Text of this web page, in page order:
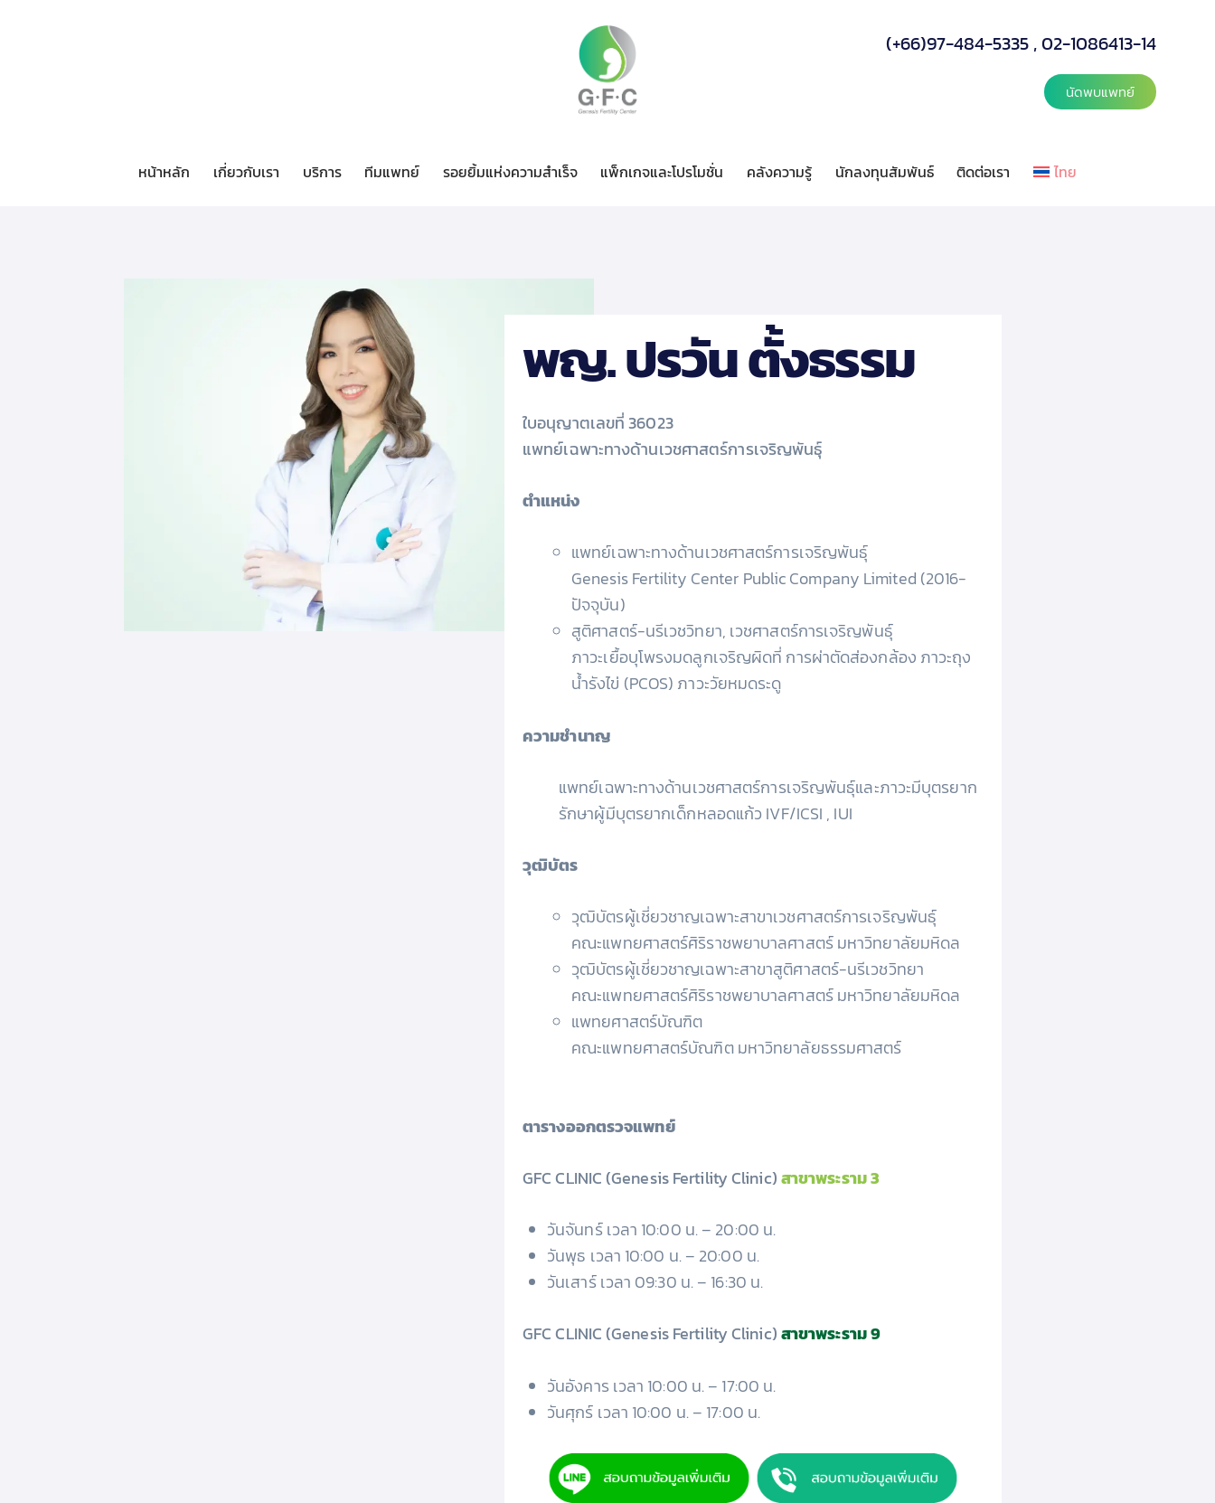
(+66)97-484-5335,02-1086413-14
นัดพบแพทย์
หน้าหลัก เกี่ยวกับเรา บริการ ทีมแพทย์ รอยยิ้มแห่งความสำเร็จ แพ็กเกจและโปรโมชั่น คลังความรู้ นักลงทุนสัมพันธ์ ติดต่อเรา ไทย
พญ. ปรวัน ตั้งธรรม
ใบอนุญาตเลขที่ 36023
แพทย์เฉพาะทางด้านเวชศาสตร์การเจริญพันธุ์
ตำแหน่ง
แพทย์เฉพาะทางด้านเวชศาสตร์การเจริญพันธุ์
Genesis Fertility Center Public Company Limited (2016-
ปัจจุบัน)
สูติศาสตร์-นรีเวชวิทยา, เวชศาสตร์การเจริญพันธุ์
ภาวะเยื้อบุโพรงมดลูกเจริญผิดที่ การผ่าตัดส่องกล้อง ภาวะถุง
น้ำรังไข่ (PCOS) ภาวะวัยหมดระดู
ความชำนาญ
แพทย์เฉพาะทางด้านเวชศาสตร์การเจริญพันธุ์และภาวะมีบุตรยาก
รักษาผู้มีบุตรยากเด็กหลอดแก้ว IVF/ICSI , IUI
วุฒิบัตร
วุฒิบัตรผู้เชี่ยวชาญเฉพาะสาขาเวชศาสตร์การเจริญพันธุ์
คณะแพทยศาสตร์ศิริราชพยาบาลศาสตร์ มหาวิทยาลัยมหิดล
วุฒิบัตรผู้เชี่ยวชาญเฉพาะสาขาสูติศาสตร์-นรีเวชวิทยา
คณะแพทยศาสตร์ศิริราชพยาบาลศาสตร์ มหาวิทยาลัยมหิดล
แพทยศาสตร์บัณฑิต
คณะแพทยศาสตร์บัณฑิต มหาวิทยาลัยธรรมศาสตร์
ตารางออกตรวจแพทย์
GFC CLINIC (Genesis Fertility Clinic)สาขาพระราม 3
วันจันทร์ เวลา 10:00 น. – 20:00 น.
วันพุธ เวลา 10:00 น. – 20:00 น.
วันเสาร์ เวลา 09:30 น. – 16:30 น.
GFC CLINIC (Genesis Fertility Clinic)สาขาพระราม 9
วันอังคาร เวลา 10:00 น. – 17:00 น.
วันศุกร์ เวลา 10:00 น. – 17:00 น.